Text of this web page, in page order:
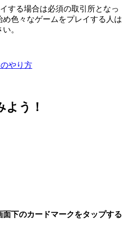
する場合は必須の取引所となっ
色々なゲームをプレイする人は
。
やり方
よう！
面下のカードマークをタップする